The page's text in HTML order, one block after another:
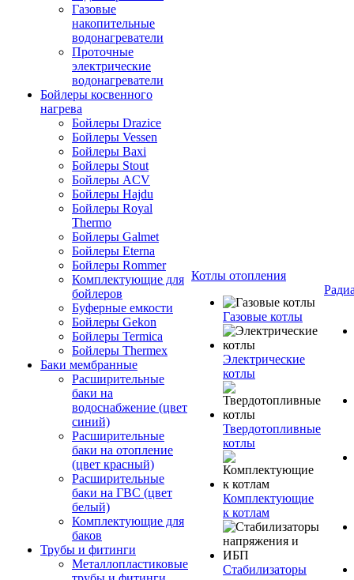
Газовые
накопительные
водонагреватели
Проточные
электрические
водонагреватели
Бойлеры косвенного
нагрева
Бойлеры Drazice
Бойлеры Vessen
Бойлеры Baxi
Бойлеры Stout
Бойлеры ACV
Бойлеры Hajdu
Бойлеры Royal
Thermo
Бойлеры Galmet
Бойлеры Eterna
Бойлеры Rommer
Комплектующие для
бойлеров
Буферные емкости
Бойлеры Gekon
Бойлеры Termica
Бойлеры Thermex
Баки мембранные
Расширительные
баки на
водоснабжение (цвет
синий)
Расширительные
баки на отопление
(цвет красный)
Расширительные
баки на ГВС (цвет
белый)
Комплектующие для
баков
Трубы и фитинги
Металлопластиковые
Котлы отопления
Газовые котлы
Электрические
котлы
Твердотопливные
котлы
Комплектующие
к котлам
Стабилизаторы